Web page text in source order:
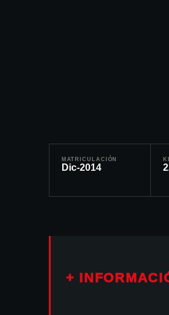
MATRICULACIÓN
Dic-2014
+